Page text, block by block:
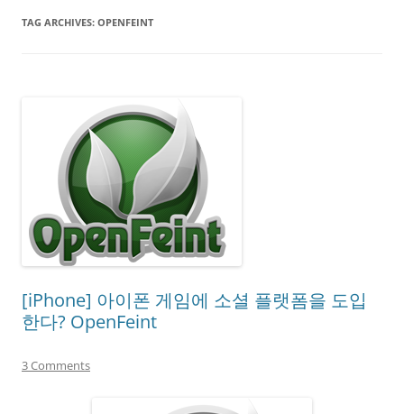
TAG ARCHIVES: OPENFEINT
[iPhone] 아이폰 게임에 소셜 플랫폼을 도입
한다? OpenFeint
3 Comments